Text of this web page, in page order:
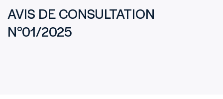
AVIS DE CONSULTATION
N°01/2025